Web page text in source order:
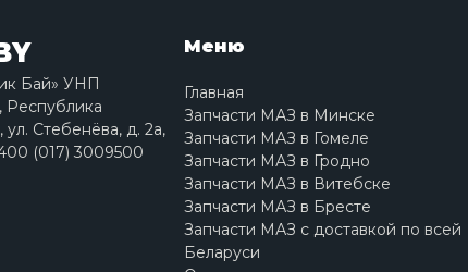
Бай» УНП
Республика
ул. Стебенёва, д. 2a,
(017) 3009500
Меню
Главная
Запчасти МАЗ в Минске
Запчасти МАЗ в Гомеле
Запчасти МАЗ в Гродно
Запчасти МАЗ в Витебске
Запчасти МАЗ в Бресте
Запчасти МАЗ с доставкой по всей
Беларуси